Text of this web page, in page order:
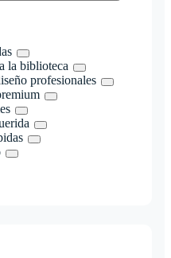
la biblioteca
profesionales